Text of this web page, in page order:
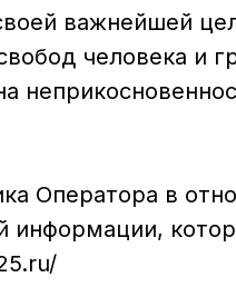
важнейшей
человека и
Оператора в
информации,